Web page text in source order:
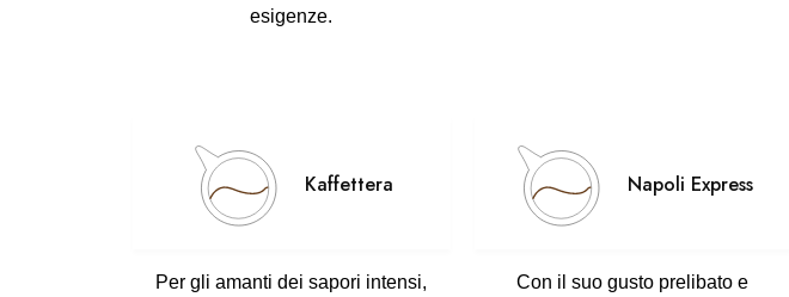
esigenze.
Kaffettera
Per gli amanti deisapori intensi,
Napoli Express
Con il suogusto prelibato e